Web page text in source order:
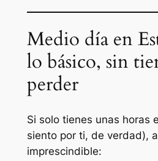
Medio día en
lo básico, sin
perder
Si solo tienes unas horas
siento por ti, de verdad),
imprescindible: